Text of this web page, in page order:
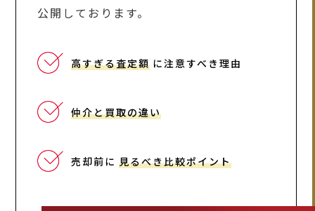
公開しております。
高すぎる査定額 に注意すべき理由
仲介と買取の違い
売却前に 見るべき比較ポイント